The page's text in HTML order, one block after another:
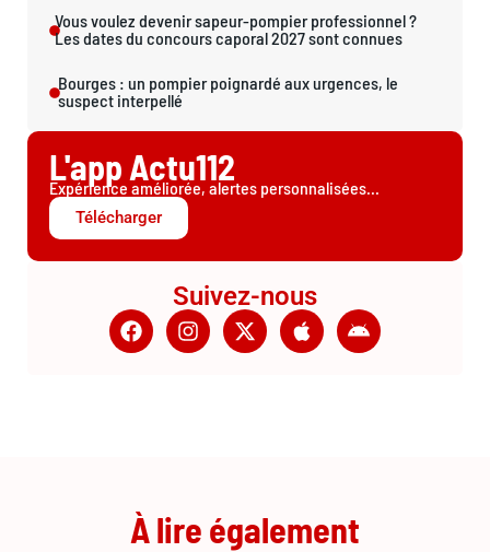
Vous voulez devenir sapeur-pompier professionnel ?
Les dates du concours caporal 2027 sont connues
Bourges : un pompier poignardé aux urgences, le
suspect interpellé
L'app Actu112
Expérience améliorée, alertes personnalisées...
Télécharger
Suivez-nous
À lire également